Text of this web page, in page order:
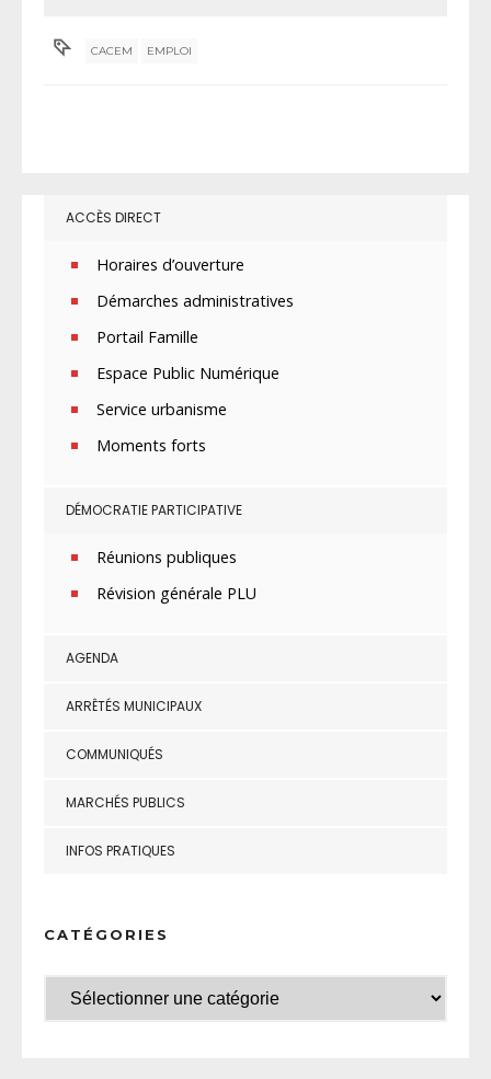
CACEM EMPLOI
ACCÈS DIRECT
Horaires d’ouverture
Démarches administratives
Portail Famille
Espace Public Numérique
Service urbanisme
Moments forts
DÉMOCRATIE PARTICIPATIVE
Réunions publiques
Révision générale PLU
AGENDA
ARRÊTÉS MUNICIPAUX
COMMUNIQUÉS
MARCHÉS PUBLICS
INFOS PRATIQUES
CATÉGORIES